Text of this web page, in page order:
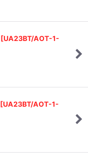
[UA23BT/AOT-1-
[UA23BT/AOT-1-